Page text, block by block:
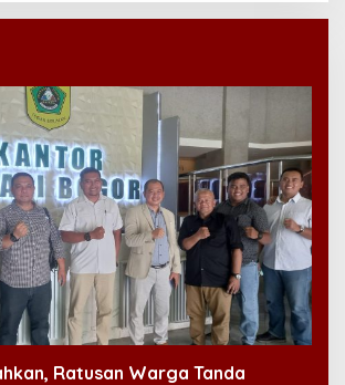
Ratusan Warga Tanda